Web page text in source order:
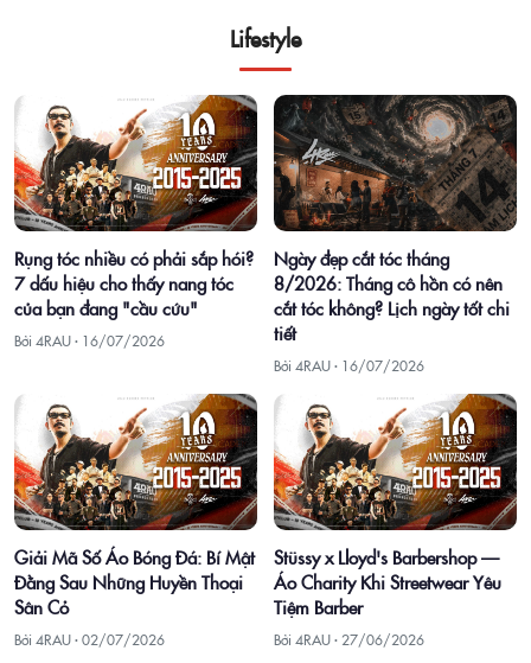
Lifestyle
Rụng tóc nhiều có phải sắp hói?
7 dấu hiệu cho thấy nang tóc
của bạn đang "cầu cứu"
Bởi 4RAU · 16/07/2026
Ngày đẹp cắt tóc tháng
8/2026: Tháng cô hồn có nên
cắt tóc không? Lịch ngày tốt chi
tiết
Bởi 4RAU · 16/07/2026
Giải Mã Số Áo Bóng Đá: Bí Mật
Đằng Sau Những Huyền Thoại
Sân Cỏ
Bởi 4RAU ·02/07/2026
Stüssy x Lloyd's Barbershop —
Áo Charity Khi Streetwear Yêu
Tiệm Barber
Bởi 4RAU · 27/06/2026